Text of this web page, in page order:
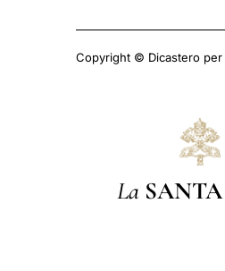
Copyright © Dicastero per
La SANTA